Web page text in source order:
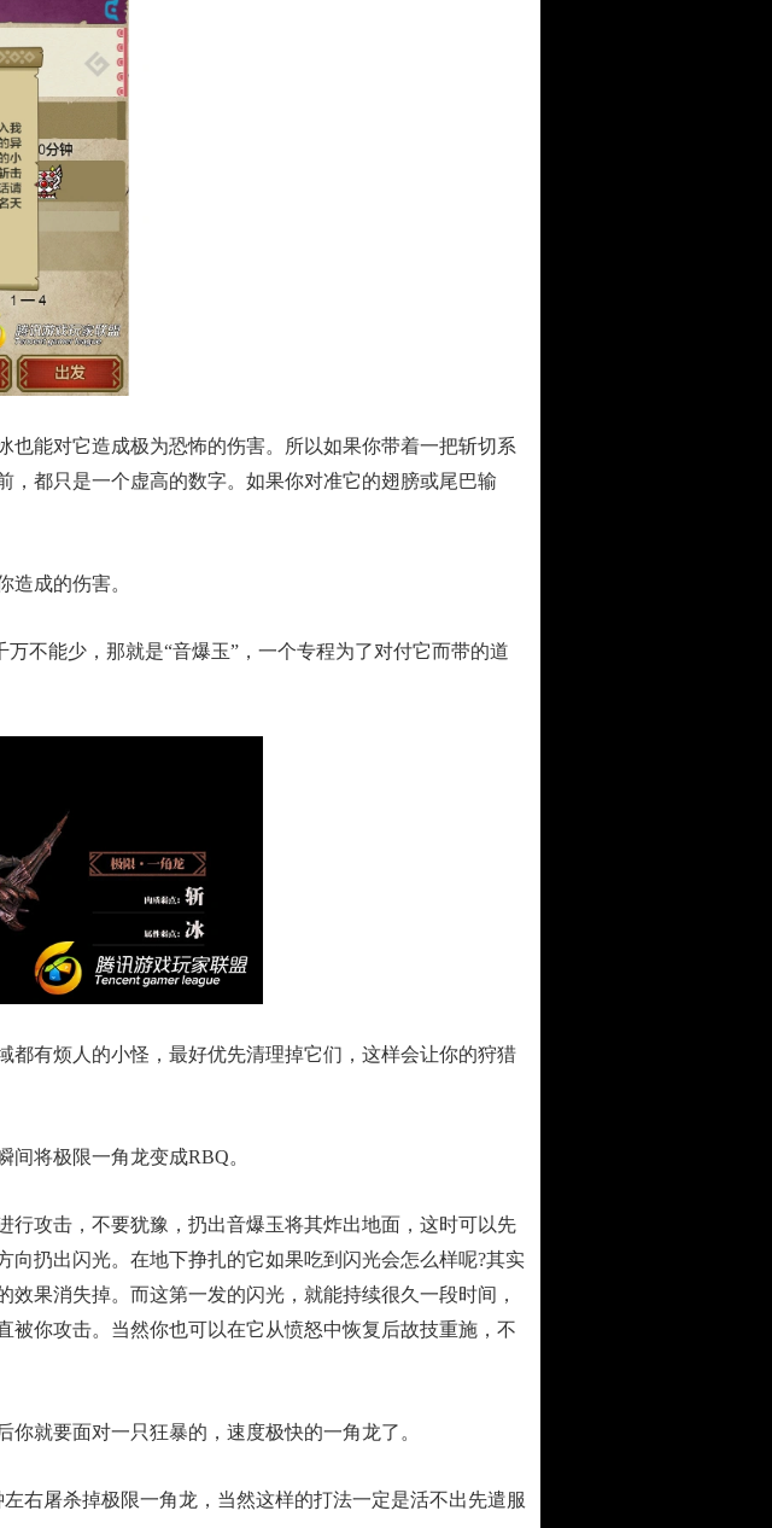
能对它造成极为恐怖的伤害。所以如果你带着一把斩切系
都只是一个虚高的数字。如果你对准它的翅膀或尾巴输
成的伤害。
不能少，那就是“音爆玉”，一个专程为了对付它而带的道
有烦人的小怪，最好优先清理掉它们，这样会让你的狩猎
将极限一角龙变成RBQ。
攻击，不要犹豫，扔出音爆玉将其炸出地面，这时可以先
扔出闪光。在地下挣扎的它如果吃到闪光会怎么样呢?其实
果消失掉。而这第一发的闪光，就能持续很久一段时间，
你攻击。当然你也可以在它从愤怒中恢复后故技重施，不
就要面对一只狂暴的，速度极快的一角龙了。
屠杀掉极限一角龙，当然这样的打法一定是活不出先遣服